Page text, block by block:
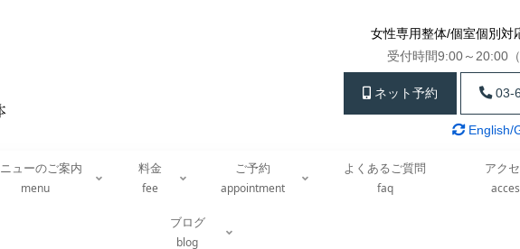
女性専用整体/個室個別対
受付時間9:00～20:00
ネット予約 03-
English/
ューのご案内
menu
料金
fee
ご予約
appointment
よくあるご質問
faq
アク
ブログ
blog